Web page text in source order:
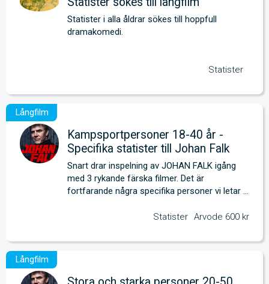
Statister i alla åldrar sökes till hoppfull
dramakomedi.
Statister
Kampsportpersoner 18-40 år -
Specifika statister till Johan Falk
Snart drar inspelning av JOHAN FALK igång
med 3 rykande färska filmer. Det är
fortfarande några specifika personer vi letar
Statister Arvode 600 kr